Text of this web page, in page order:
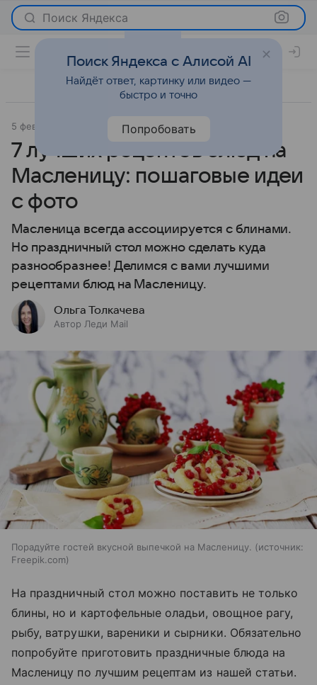
Поиск Яндекса
5 февраля 2025 Рецепты
7 лучших рецептов блюд на
Масленицу: пошаговые идеи
с фото
Масленица всегда ассоциируется с блинами.
Но праздничный стол можно сделать куда
разнообразнее! Делимся с вами лучшими
рецептами блюд на Масленицу.
Ольга Толкачева
Автор Леди Mail
Порадуйте гостей вкусной выпечкой на Масленицу.
источник:
Freepik.com
На праздничный стол можно поставить не только
блины, но и картофельные оладьи, овощное рагу,
рыбу, ватрушки, вареники и сырники. Обязательно
попробуйте приготовить праздничные блюда на
Масленицу по лучшим рецептам из нашей статьи.
Поиск Яндекса с Алисой AI
Найдёт ответ, картинку или видео —
быстро и точно
Попробовать